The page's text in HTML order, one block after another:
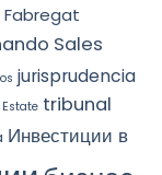
Fabregat
Sales
jurisprudencia
Estate tribunal
Инвестиции в